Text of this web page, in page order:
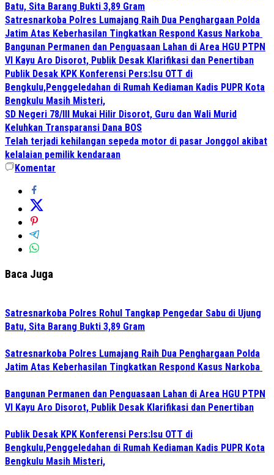
Batu, Sita Barang Bukti 3,89 Gram
Satresnarkoba Polres Lumajang Raih Dua Penghargaan Polda
Jatim Atas Keberhasilan Tingkatkan Respond Kasus Narkoba
Bangunan Permanen dan Penguasaan Lahan di Area HGU PTPN
VI Kayu Aro Disorot, Publik Desak Klarifikasi dan Penertiban
Publik Desak KPK Konferensi Pers:Isu OTT di
Bengkulu,Penggeledahan di Rumah Kediaman Kadis PUPR Kota
Bengkulu Masih Misteri,
SD Negeri 78/III Mukai Hilir Disorot, Guru dan Wali Murid
Keluhkan Transparansi Dana BOS
Telah terjadi kehilangan sepeda motor di pasar Jonggol akibat
kelalaian pemilik kendaraan
Komentar
Baca Juga
Satresnarkoba Polres Rohul Tangkap Pengedar Sabu di Ujung
Batu, Sita Barang Bukti 3,89 Gram
Satresnarkoba Polres Lumajang Raih Dua Penghargaan Polda
Jatim Atas Keberhasilan Tingkatkan Respond Kasus Narkoba
Bangunan Permanen dan Penguasaan Lahan di Area HGU PTPN
VI Kayu Aro Disorot, Publik Desak Klarifikasi dan Penertiban
Publik Desak KPK Konferensi Pers:Isu OTT di
Bengkulu,Penggeledahan di Rumah Kediaman Kadis PUPR Kota
Bengkulu Masih Misteri,